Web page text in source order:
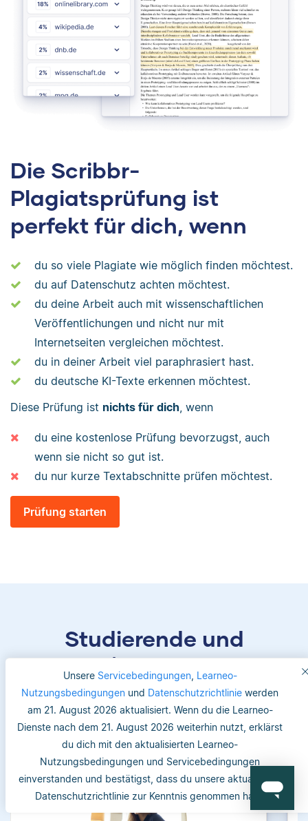
Unsere Servicebedingungen, Learneo-
Nutzungsbedingungen und Datenschutzrichtlinie werden
am 21. August 2026 aktualisiert. Wenn du die Learneo-
Dienste nach dem 21. August 2026 weiterhin nutzt, erklärst
du dich mit den aktualisierten Learneo-
Nutzungsbedingungen und Servicebedingungen
einverstanden und bestätigst, dass du unsere aktualisierte
Datenschutzrichtlinie zur Kenntnis genommen hast.
Die Scribbr-
Plagiatsprüfung ist
perfekt für dich, wenn
du so viele Plagiate wie möglich finden möchtest.
du auf Datenschutz achten möchtest.
du deine Arbeit auch mit wissenschaftlichen
Veröffentlichungen und nicht nur mit
Internetseiten vergleichen möchtest.
du in deiner Arbeit viel paraphrasiert hast.
du deutsche KI-Texte erkennen möchtest.
Diese Prüfung ist nichts für dich, wenn
du eine kostenlose Prüfung bevorzugst, auch
wenn sie nicht so gut ist.
du nur kurze Textabschnitte prüfen möchtest.
Prüfung starten
Studierende und
Betreuer/-innen vertrauen
uns